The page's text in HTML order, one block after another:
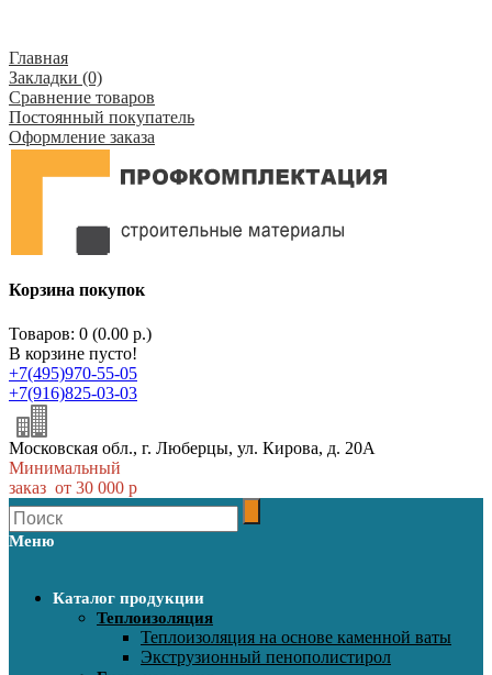
Главная
Закладки (0)
Сравнение товаров
Постоянный покупатель
Оформление заказа
Корзина покупок
Товаров: 0 (0.00 р.)
В корзине пусто!
+7(495)970-55-05
+7(916)825-03-03
Московская обл., г. Люберцы, ул. Кирова, д. 20А
Минимальный
заказ от 30 000 р
Меню
Каталог продукции
Теплоизоляция
Теплоизоляция на основе каменной ваты
Экструзионный пенополистирол